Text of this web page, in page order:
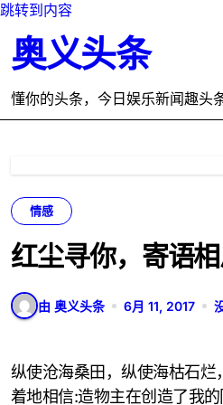
跳转到内容
奥义头条
懂你的头条，今日娱乐新闻趣头
情感
红尘寻你，寄语
由 奥义头条 6月 11, 2017
纵使沧海桑田，纵使海枯石烂，痴心不改的我依然会执
着地相信:造物主在创造了我的